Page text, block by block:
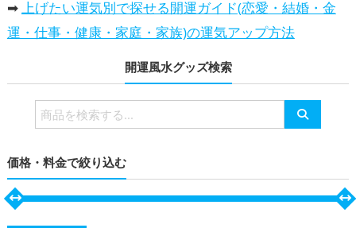
➡上げたい運気別で探せる開運ガイド(恋愛・結婚・金
運・仕事・健康・家庭・家族)の運気アップ方法
開運風水グッズ検索
検
索
象:
価格・料金で絞り込む